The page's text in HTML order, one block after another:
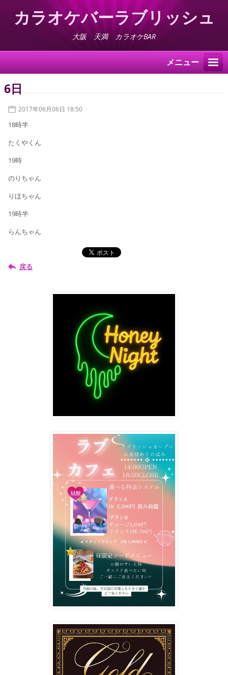
カラオケバーラブリッシュ
大阪 天満 カラオケBAR
メニュー
6日
2017年06月06日 18:50
18時半
たくやくん
19時
のりちゃん
りほちゃん
19時半
らんちゃん
戻る